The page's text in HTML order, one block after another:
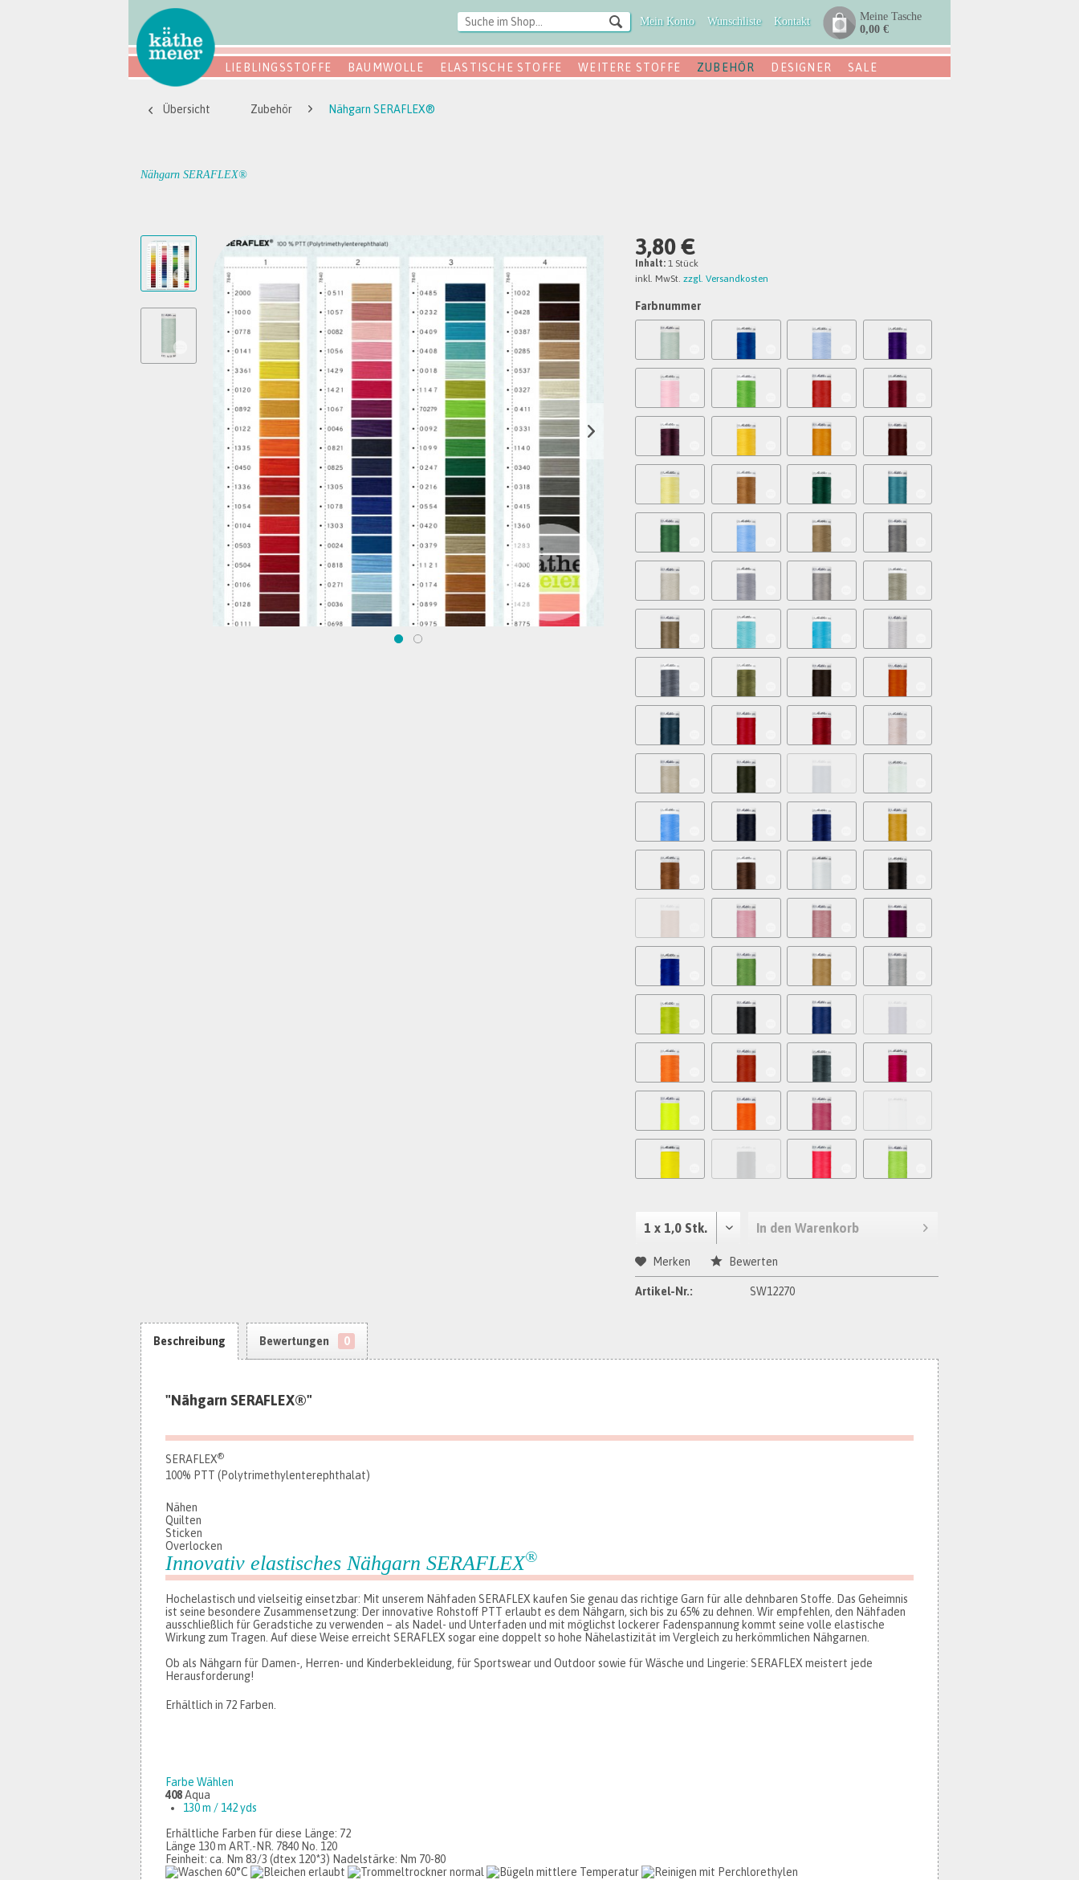
Mein Konto Wunschliste Kontakt
Meine Tasche
0,00 €
LIEBLINGSSTOFFE BAUMWOLLE ELASTISCHE STOFFE WEITERE STOFFE ZUBEHÖR DESIGNER SALE
Übersicht Zubehör Nähgarn SERAFLEX®
Nähgarn SERAFLEX®
3,80 €
Inhalt:1 Stück
inkl. MwSt.zzgl. Versandkosten
Farbnummer
In den Warenkorb
Merken Bewerten
Artikel-Nr.: SW12270
Beschreibung Bewertungen 0
"Nähgarn SERAFLEX®"
SERAFLEX®
100% PTT (Polytrimethylenterephthalat)
Nähen
Quilten
Sticken
Overlocken
Innovativ elastisches Nähgarn SERAFLEX®
Hochelastisch und vielseitig einsetzbar: Mit unserem Nähfaden SERAFLEX kaufen Sie genau das richtige Garn für alle dehnbaren Stoffe. Das Geheimnis
ist seine besondere Zusammensetzung: Der innovative Rohstoff PTT erlaubt es dem Nähgarn, sich bis zu 65% zu dehnen. Wir empfehlen, den Nähfaden
ausschließlich für Geradstiche zu verwenden – als Nadel- und Unterfaden und mit möglichst lockerer Fadenspannung kommt seine volle elastische
Wirkung zum Tragen. Auf diese Weise erreicht SERAFLEX sogar eine doppelt so hohe Nähelastizität im Vergleich zu herkömmlichen Nähgarnen.
Ob als Nähgarn für Damen-, Herren- und Kinderbekleidung, für Sportswear und Outdoor sowie für Wäsche und Lingerie: SERAFLEX meistert jede
Herausforderung!
Erhältlich in 72 Farben.
Farbe Wählen
408Aqua
130 m / 142 yds
Erhältliche Farben für diese Länge: 72
Länge 130 m ART.-NR. 7840 No. 120
Feinheit: ca. Nm 83/3 (dtex 120*3) Nadelstärke: Nm 70-80